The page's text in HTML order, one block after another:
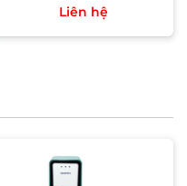
Liên hệ